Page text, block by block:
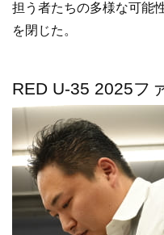
担う者たちの多様な可能
を閉じた。
RED U-35 2025フ